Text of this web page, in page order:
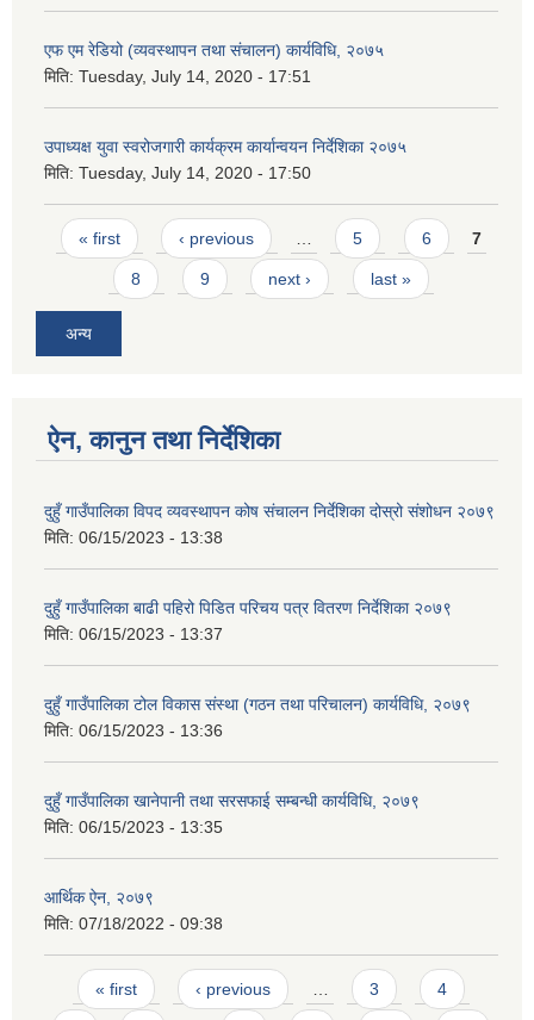
एफ एम रेडियो (व्यवस्थापन तथा संचालन) कार्यविधि, २०७५
मिति: Tuesday, July 14, 2020 - 17:51
उपाध्यक्ष युवा स्वरोजगारी कार्यक्रम कार्यान्वयन निर्देशिका २०७५
मिति: Tuesday, July 14, 2020 - 17:50
Pages
« first ‹ previous 5 6 7
8 9 next › last »
अन्य
ऐन, कानुन तथा निर्देशिका
दुहुँ गाउँपालिका विपद व्यवस्थापन कोष संचालन निर्देशिका दोस्रो संशोधन २०७९
मिति: 06/15/2023 - 13:38
दुहुँ गाउँपालिका बाढी पहिरो पिडित परिचय पत्र वितरण निर्देशिका २०७९
मिति: 06/15/2023 - 13:37
दुहुँ गाउँपालिका टोल विकास संस्था (गठन तथा परिचालन) कार्यविधि, २०७९
मिति: 06/15/2023 - 13:36
दुहुँ गाउँपालिका खानेपानी तथा सरसफाई सम्बन्धी कार्यविधि, २०७९
मिति: 06/15/2023 - 13:35
आर्थिक ऐन, २०७९
मिति: 07/18/2022 - 09:38
Pages
« first ‹ previous 3 4